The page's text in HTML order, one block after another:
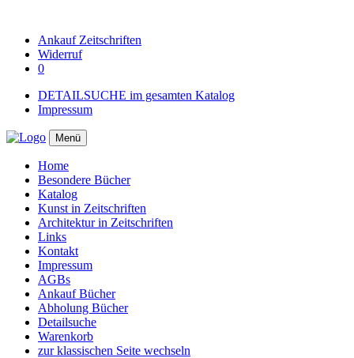
AnkaufZeitschriften
Widerruf
0
DETAILSUCHE im gesamten Katalog
Impressum
Menü
Home
Besondere Bücher
Katalog
Kunst in Zeitschriften
Architektur in Zeitschriften
Links
Kontakt
Impressum
AGBs
Ankauf Bücher
Abholung Bücher
Detailsuche
Warenkorb
zur klassischen Seite wechseln